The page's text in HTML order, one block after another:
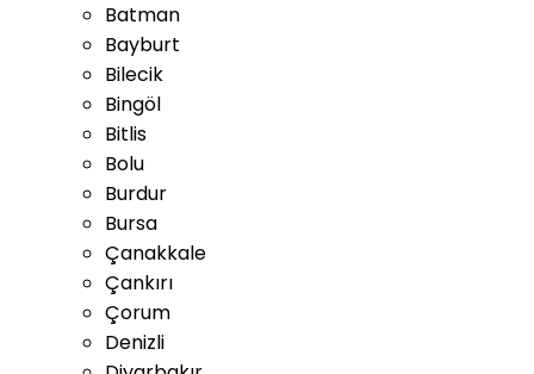
Batman
Bayburt
Bilecik
Bingöl
Bitlis
Bolu
Burdur
Bursa
Çanakkale
Çankırı
Çorum
Denizli